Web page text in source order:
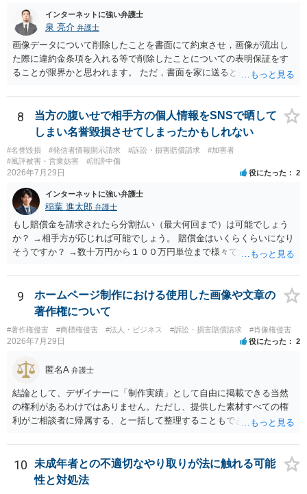
インターネットに強い弁護士
泉 亮介 弁護士
画像データについて削除したことを書面にて約束させ，画像が流出し
た際に違約金条項を入れる等で削除したことについての表明保証をす
ることが限界かと思われます。 ただ，書面を家に送ると家族に不貞行
除等を求めることは避けたほうが良いかと思われます。
8
当方の腹いせで相手方の個人情報をSNSで晒して
しまい名誉毀損させてしまったかもしれない
#名誉毀損 #発信者情報開示請求 #訴訟・損害賠償請求
#加害者
#風評被害・営業妨害
#誹謗中傷
2026年7月29日 役にたった 2
インターネットに強い弁護士
稲葉 進太郎 弁護士
もし賠償金を請求されたら分割払い（最大何回まで）は可能でしょう
か？ →相手方が応じれば可能でしょう。 賠償金はいくらくらいになり
そうですか？ →数十万円から１００万円単位まで様々であり、不明で
渉が行われ、双方合意に至れば支払が開始され、決裂して相手方が訴
訟提起を選択すれば訴訟の中で解決がなされる流れが通常です。
9
ホームページ制作における使用した画像や文章の
著作権について
#著作権侵害 #商標権侵害 #法人・ビジネス #訴訟・損害賠償請求 #肖像権侵害
2026年7月29日 役にたった 2
匿名A 弁護士
結論として、デザイナーに「制作実績」として自由に掲載できる当然
の権利があるわけではありません。ただし、提供した素材すべての権
利がご相談者に帰属する、と一括して整理することもできません。 ご
身が著作権者です。 他方、ブランド名、文字主体のロゴ、商品情報、
短いキャッチコピー、販売コンセプトなどは、通常、著作物には当た
りません。ただし、ロゴに独自の図形やイラスト等が含まれる場合に
は、その表現部分が著作物となる可能性があります。 また、人物写真
10
未成年者との不適切なやり取りが法に触れる可能
性と対処法